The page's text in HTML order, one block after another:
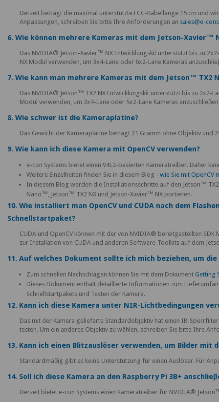
Derzeit beträgt die maximal unterstützte FCC-Kabellänge 15 cm und
Anpassungen, schreiben Sie bitte Ihre Anforderungen an sales@e-
6. Wie können mehrere Kameras mit dem Jetson-Xavier™
Das NVIDIA® Jetson-Xavier™ NX Entwicklungskit unterstützt bis zu
NX Modul verwenden, um 3x4-Lane oder 6x2-Lane Kameras
7. Wie kann man mehrere Kameras mit dem Jetson™ TX2
Das NVIDIA® Jetson™ TX2 NX Entwicklungskit unterstützt bis zu 2x2-
Modul verwenden, um 3x4-Lane oder 5x2-Lane Kameras
8. Wie schwer ist die Kameraplatine?
Das Gewicht der Kameraplatine beträgt 21 Gramm ohne Objektiv und
9. Wie kann ich diese Kamera mit OpenCV verwenden?
e-con Systems bietet einen V4L2-basierten Kameratreiber. Daher
Weitere Einzelheiten finden Sie in diesem Blog - wie Sie mit OpenCV
In diesem Blog werden die Installationsschritte auf den Jetson™
Nano™, Jetson™ TX2 NX und Jetson-Xavier™ NX portieren.
10. Wie installiert man OpenCV und CUDA nach dem
Schnellstartpaket?
CUDA und OpenCV können mit der von NVIDIA® bereitgestellten
zur Installation von CUDA und anderen Software-Toolkits auf dem
11. Auf welches Dokument sollte ich mich beziehen, um
Zum schnellen Nachschlagen können Sie mit dem Dokument Getting
Dieses Dokument enthält detaillierte Informationen zum
Schnellstartpakets und Testen der Kamera.
12. Kann ich diese Kamera unter NIR-Lichtbedingungen
Das mit der Kamera gelieferte Standardobjektiv hat einen IR-
testen. Um ein anderes Objektiv zu wählen, schreiben Sie bitte Ihre
13. Kann ich einen Blitzauslöser verwenden, um Bilder mit
Standardmäβig gibt es keine Unterstützung für einen Auslöser. Für
14. Soll ich diese Kamera an den Raspberry Pi 3B+
Derzeit bietet e-con Systems einen Kameratreiber für NVIDIA®